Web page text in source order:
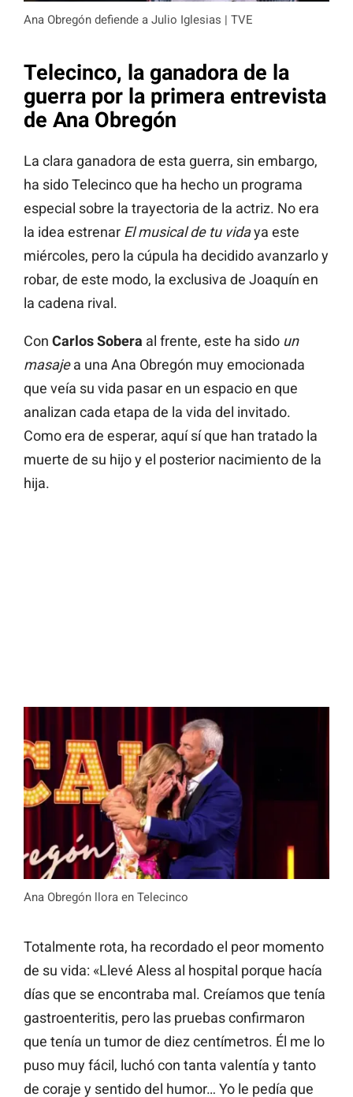
Ana Obregón defiende a Julio Iglesias | TVE
Telecinco, la ganadora de la
guerra por la primera entrevista
de Ana Obregón
La clara ganadora de esta guerra, sin embargo,
ha sido Telecinco que ha hecho un programa
especial sobre la trayectoria de la actriz. No era
la idea estrenar El musical de tu vidaya este
miércoles, pero la cúpula ha decidido avanzarlo y
robar, de este modo, la exclusiva de Joaquín en
la cadena rival.
Con Carlos Sobera al frente, este ha sido un
masajea una Ana Obregón muy emocionada
que veía su vida pasar en un espacio en que
analizan cada etapa de la vida del invitado.
Como era de esperar, aquí sí que han tratado la
muerte de su hijo y el posterior nacimiento de la
hija.
Ana Obregón llora en Telecinco
Totalmente rota, ha recordado el peor momento
de su vida: «Llevé Aless al hospital porque hacía
días que se encontraba mal. Creíamos que tenía
gastroenteritis, pero las pruebas confirmaron
que tenía un tumor de diez centímetros. Él me lo
puso muy fácil, luchó con tanta valentía y tanto
de coraje y sentido del humor… Yo le pedía que